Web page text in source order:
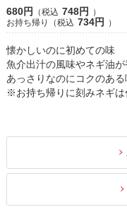
680円
（税込 748円
）
お持ち帰り（税込 734円 ）
懐かしいのに初めての味
魚介出汁の風味やネギ油
あっさりなのにコクのあ
※お持ち帰りに刻みネギは